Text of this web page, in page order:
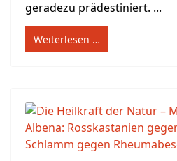
geradezu prädestiniert. ...
Weiterlesen …